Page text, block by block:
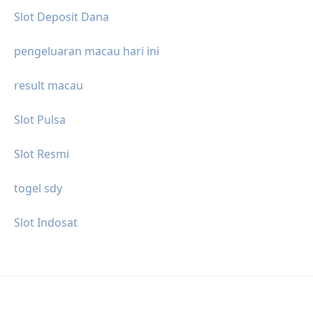
Slot Deposit Dana
pengeluaran macau hari ini
result macau
Slot Pulsa
Slot Resmi
togel sdy
Slot Indosat